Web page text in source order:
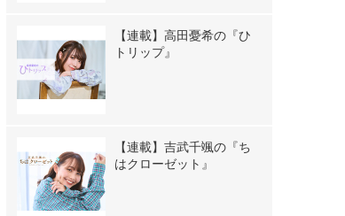
【連載】高田憂希の『ひ
トリップ』
【連載】吉武千颯の『ち
はクローゼット』